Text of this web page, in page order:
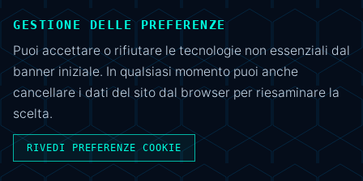
GESTIONE DELLE PREFERENZE
Puoi accettare o rifiutare le tecnologie non essenziali dal
banner iniziale. In qualsiasi momento puoi anche
cancellare i dati del sito dal browser per riesaminare la
scelta.
RIVEDI PREFERENZE COOKIE